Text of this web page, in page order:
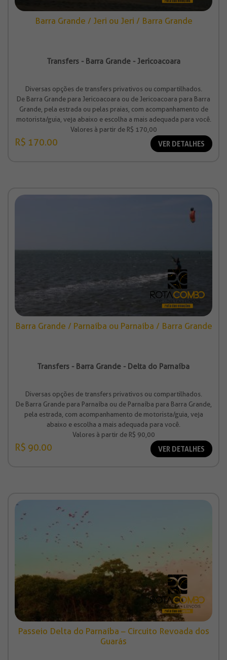
Barra Grande / Jeri ou Jeri / Barra Grande
Transfers - Barra Grande - Jericoacoara
Diversas opções de transfers privativos ou compartilhados.
De Barra Grande para Jericoacoara ou de Jericoacoara para Barra
Grande, pela estrada ou pelas praias, com acompanhamento de
motorista/guia, veja abaixo e escolha a mais adequada para você.
Valores à partir de R$ 170,00
R$ 170.00 VER DETALHES
Barra Grande / Parnaíba ou Parnaíba / Barra Grande
Transfers - Barra Grande - Delta do Parnaíba
Diversas opções de transfers privativos ou compartilhados.
De Barra Grande para Parnaíba ou de Parnaíba para Barra Grande,
pela estrada, com acompanhamento de motorista/guia, veja
abaixo e escolha a mais adequada para você.
Valores à partir de R$ 90,00
R$ 90.00 VER DETALHES
Passeio Delta do Parnaíba – Circuito Revoada dos
Guarás